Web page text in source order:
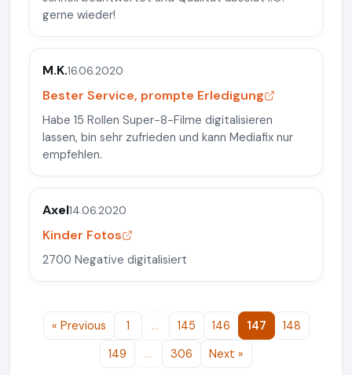
gerne wieder!
M.K.16.06.2020
Bester Service, prompte Erledigung
Habe 15 Rollen Super-8-Filme digitalisieren
lassen, bin sehr zufrieden und kann Mediafix nur
empfehlen.
Axel14.06.2020
Kinder Fotos
2700 Negative digitalisiert
« Previous 1 … 145 146 147
148
149
… 306 Next »